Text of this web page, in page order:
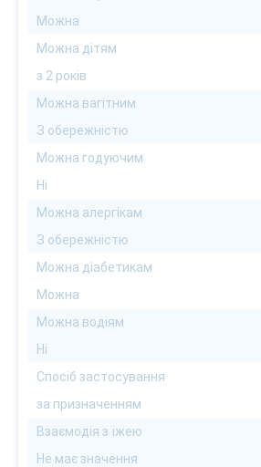
Можна
Можна дітям
з 2 років
Можна вагітним
З обережністю
Можна годуючим
Ні
Можна алергікам
З обережністю
Можна діабетикам
Можна
Можна водіям
Ні
Спосіб застосування
за призначенням
Взаємодія з їжею
Не має значення